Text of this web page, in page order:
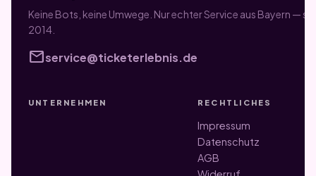
Keine Bots, keine Umwege. Nur echter Service aus Bayern —
2014.
mailservice@ticketerlebnis.de
UNTERNEHMEN RECHTLICHES
Impressum
Datenschutz
AGB